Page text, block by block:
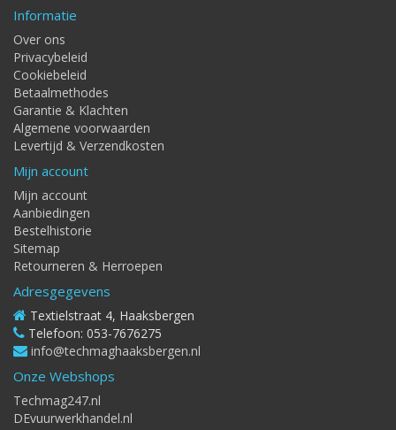
Informatie
Over ons
Privacybeleid
Cookiebeleid
Betaalmethodes
Garantie & Klachten
Algemene voorwaarden
Levertijd & Verzendkosten
Mijn account
Mijn account
Aanbiedingen
Bestelhistorie
Sitemap
Retourneren & Herroepen
Adresgegevens
Textielstraat 4, Haaksbergen
Telefoon: 053-7676275
info@techmaghaaksbergen.nl
Onze Webshops
Techmag247.nl
DEvuurwerkhandel.nl